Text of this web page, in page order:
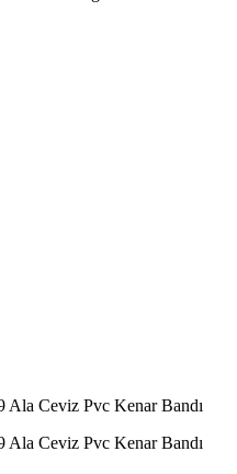
Ala Ceviz Pvc Kenar Bandı
Ala Ceviz Pvc Kenar Bandı